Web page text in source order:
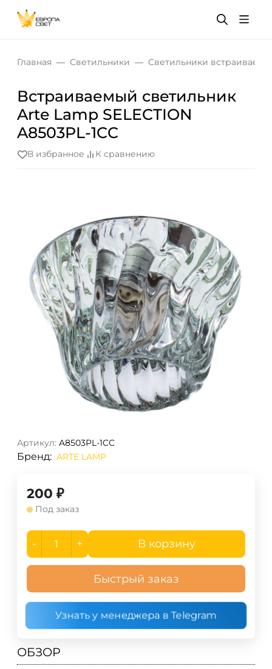
Главная Светильники Светильники
Встраиваемый светильник
Arte Lamp SELECTION
A8503PL-1CC
В избранное К сравнению
Артикул: A8503PL-1CC
Бренд: ARTE LAMP
200 ₽
Под заказ
- + В корзину
Быстрый заказ
Узнать у менеджера в Telegram
ОБЗОР